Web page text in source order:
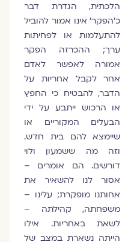
הלכתית, הגדרת דבר
כ'הפקר' אינו אמור להוביל
להתעלמות או לפחיתות
ערך; ההכרזה הפקר
אמורה לאפשר לאדם
אחר לקבל אחריות על
הדבר, להבטיח כי החפץ
או הרכוש ייתבע על ידי
הבעלים המקוריים או
שיימצא להם בית חדש.
וזה מה ששמעון ולוי
דורשים. הם אומרים –
אסור לנו להשאיר את
אחותנו מופקרת; עלינו –
משפחתה, קהילתה –
לשאת באחריות. אילו
הייתה נשארת במצב של